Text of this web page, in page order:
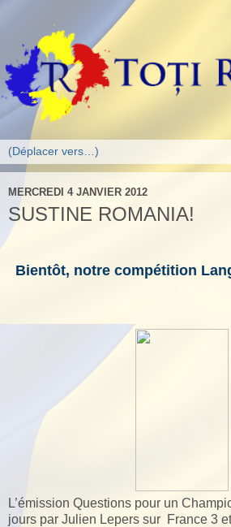
MERCREDI 4 JANVIER 2012
SUSTINE ROMANIA!
Bientôt, notre compétition
L’émission Questions pour un
jours par Julien Lepers sur France 3